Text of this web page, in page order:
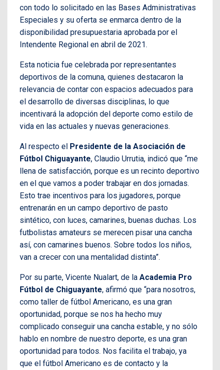
con todo lo solicitado en las Bases Administrativas
Especiales y su oferta se enmarca dentro de la
disponibilidad presupuestaria aprobada por el
Intendente Regional en abril de 2021.
Esta noticia fue celebrada por representantes
deportivos de la comuna, quienes destacaron la
relevancia de contar con espacios adecuados para
el desarrollo de diversas disciplinas, lo que
incentivará la adopción del deporte como estilo de
vida en las actuales y nuevas generaciones.
Al respecto el Presidente de la Asociación de
Fútbol Chiguayante, Claudio Urrutia, indicó que “me
llena de satisfacción, porque es un recinto deportivo
en el que vamos a poder trabajar en dos jornadas.
Esto trae incentivos para los jugadores, porque
entrenarán en un campo deportivo de pasto
sintético, con luces, camarines, buenas duchas. Los
futbolistas amateurs se merecen pisar una cancha
así, con camarines buenos. Sobre todos los niños,
van a crecer con una mentalidad distinta”.
Por su parte, Vicente Nualart, de la Academia Pro
Fútbol de Chiguayante, afirmó que “para nosotros,
como taller de fútbol Americano, es una gran
oportunidad, porque se nos ha hecho muy
complicado conseguir una cancha estable, y no sólo
hablo en nombre de nuestro deporte, es una gran
oportunidad para todos. Nos facilita el trabajo, ya
que el fútbol Americano es de contacto y la